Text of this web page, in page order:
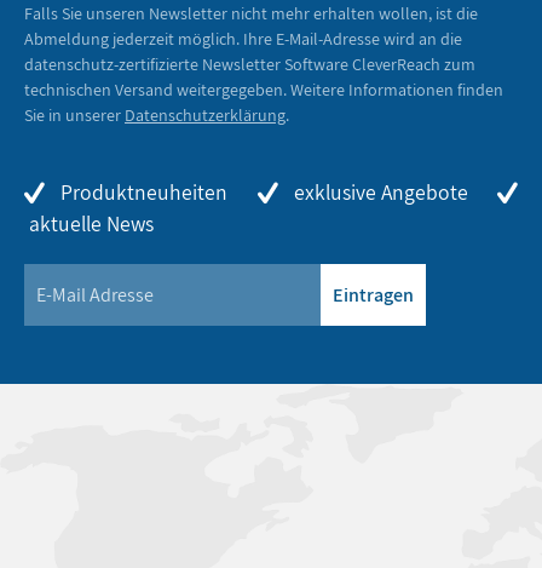
Falls Sie unseren Newsletter nicht mehr erhalten wollen, ist die
Abmeldung jederzeit möglich. Ihre E-Mail-Adresse wird an die
datenschutz-zertifizierte Newsletter Software CleverReach zum
technischen Versand weitergegeben. Weitere Informationen finden
Sie in unserer Datenschutzerklärung.
Produktneuheiten
exklusive Angebote
aktuelle News
Eintragen